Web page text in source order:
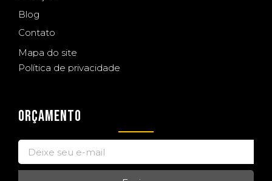
Blog
Contato
Mapa do site
Política de privacidade
ORÇAMENTO